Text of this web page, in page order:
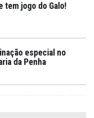
tem jogo do Galo!
especial no
da Penha